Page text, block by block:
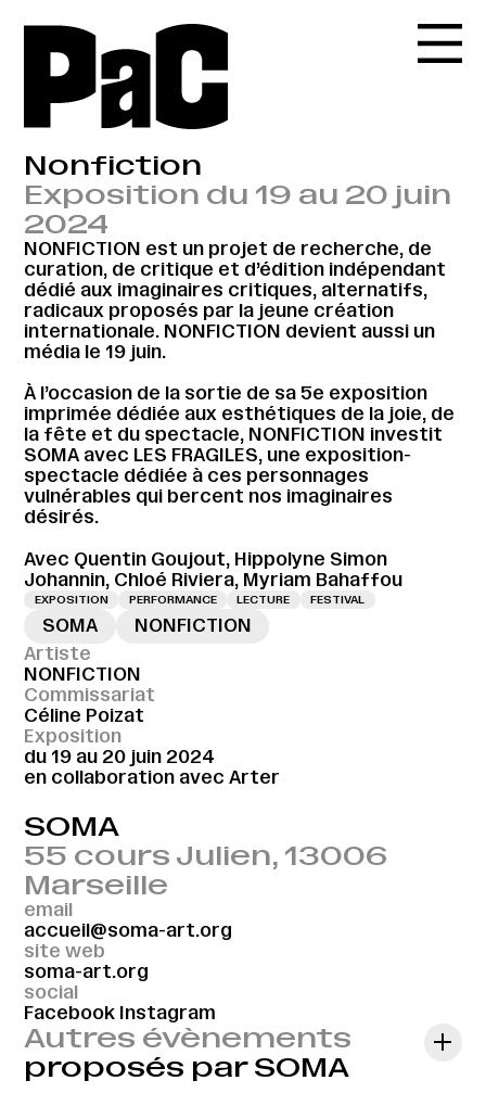
Nonfiction
Exposition du 19 au 20 juin
2024
NONFICTION est un projet de recherche, de
curation, de critique et d’édition indépendant
dédié aux imaginaires critiques, alternatifs,
radicaux proposés par la jeune création
internationale. NONFICTION devient aussi un
média le 19 juin.
À l’occasion de la sortie de sa 5e exposition
imprimée dédiée aux esthétiques de la joie, de
la fête et du spectacle, NONFICTION investit
SOMA avec LES FRAGILES, une exposition-
spectacle dédiée à ces personnages
vulnérables qui bercent nos imaginaires
désirés.
Avec Quentin Goujout, Hippolyne Simon
Johannin, Chloé Riviera, Myriam Bahaffou
EXPOSITION PERFORMANCE LECTURE FESTIVAL
SOMA
→
NONFICTION
Artiste
NONFICTION
Commissariat
Céline Poizat
Exposition
du 19 au 20 juin 2024
en collaboration avec Arter
SOMA
55 cours Julien, 13006
Marseille
email
accueil@soma-art.org
site web
soma-art.org
social
Facebook Instagram
Autres évènements
proposés par SOMA